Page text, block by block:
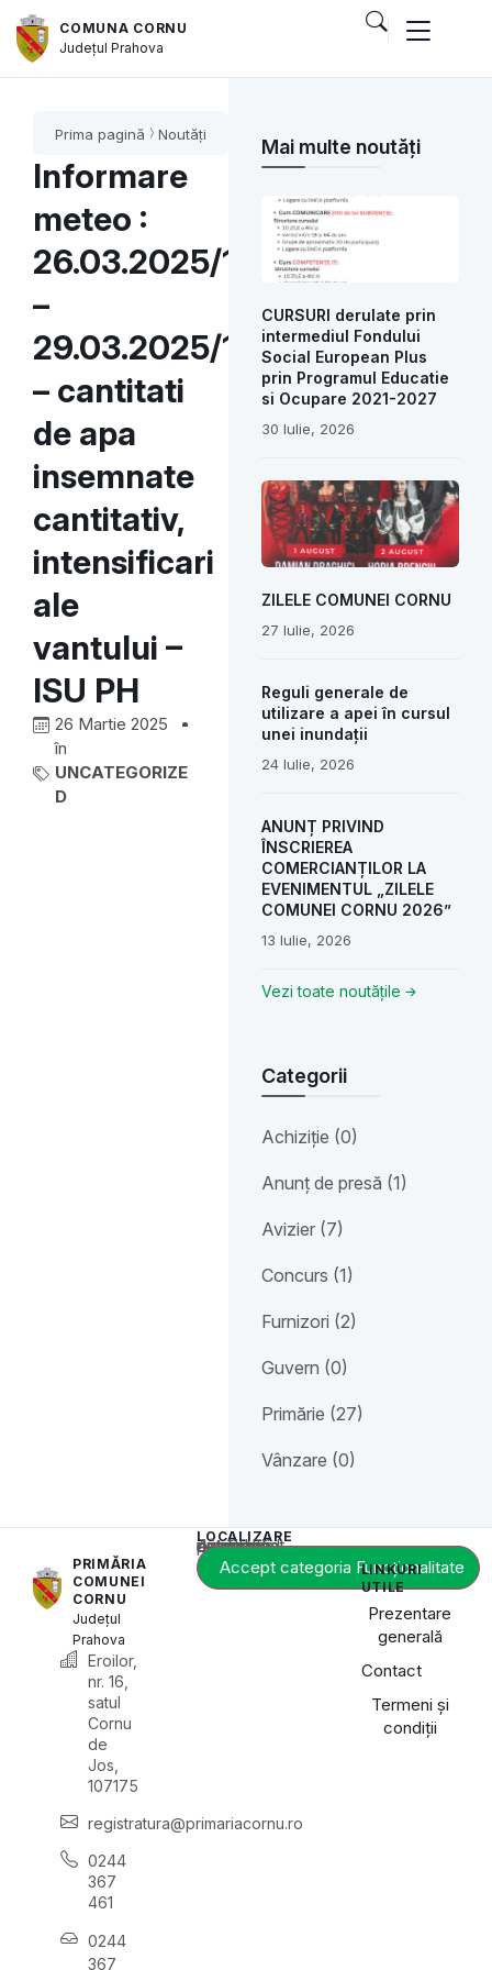
COMUNA CORNU
JudețulPrahova
Prima pagină Noutăți
Informare
meteo :
26.03.2025/10:00
–
29.03.2025/18:00
– cantitati
de apa
insemnate
cantitativ,
intensificari
ale
vantului –
ISU PH
26 Martie 2025
în
UNCATEGORIZE
D
Mai multe noutăți
CURSURI derulate prin
intermediul Fondului
Social European Plus
prin Programul Educatie
si Ocupare 2021-2027
30 Iulie, 2026
ZILELE COMUNEI CORNU
27 Iulie, 2026
Reguli generale de
utilizare a apei în cursul
unei inundații
24 Iulie, 2026
ANUNȚ PRIVIND
ÎNSCRIEREA
COMERCIANȚILOR LA
EVENIMENTUL „ZILELE
COMUNEI CORNU 2026”
13 Iulie, 2026
Vezi toate noutățile
Categorii
Achiziție (0)
Anunț de presă (1)
Avizier (7)
Concurs (1)
Furnizori (2)
Guvern (0)
Primărie (27)
Vânzare (0)
PRIMĂRIA
COMUNEI
CORNU
Județul
Prahova
Eroilor,
nr. 16,
satul
Cornu
de
Jos,
107175
registratura@primariacornu.ro
0244
367
461
0244
367
LOCALIZARE
Acest conținut este blocat până când acceptați categoria de cookie-uri necesară.
Accept categoria Funcționalitate
LINKURI
UTILE
Prezentare
generală
Contact
Termeni și
condiții